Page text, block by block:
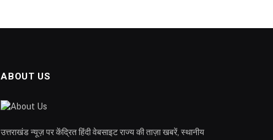
ABOUT US
उत्तराखंड न्यूज़ पर केंद्रित हिंदी वेबसाइट राज्य की ताज़ा खबरें, स्थानीय